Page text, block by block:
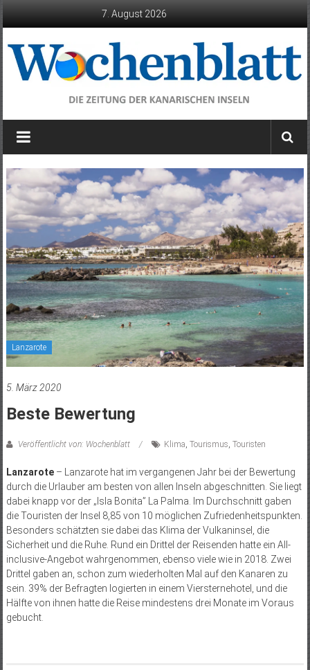
7. August 2026
Wochenblatt
die
der
Kanarischen
Inseln
Lanzarote
5. März 2020
Beste Bewertung
Veröffentlicht von: Wochenblatt Klima Tourismus Touristen
Lanzarote– Lanzarote hat im vergangenen Jahr bei der Bewertung
durch die Urlauber am besten von allen Inseln abgeschnitten. Sie liegt
dabei knapp vor der „Isla Bonita” La Palma. Im Durchschnitt gaben
die Touristen der Insel 8,85 von 10 möglichen Zufriedenheitspunkten.
Besonders schätzten sie dabei das Klima der Vulkaninsel, die
Sicherheit und die Ruhe. Rund ein Drittel der Reisenden hatte ein All-
inclusive-Angebot wahrgenommen, ebenso viele wie in 2018. Zwei
Drittel gaben an, schon zum wiederholten Mal auf den Kanaren zu
sein. 39% der Befragten logierten in einem Viersternehotel, und die
Hälfte von ihnen hatte die Reise mindestens drei Monate im Voraus
gebucht.